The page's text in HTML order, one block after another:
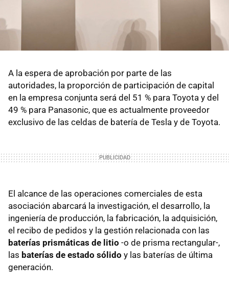
A la espera de aprobación por parte de las
autoridades, la proporción de participación de capital
en la empresa conjunta será del 51 % para Toyota y del
49 % para Panasonic, que es actualmente proveedor
exclusivo de las celdas de batería de Tesla y de Toyota.
El alcance de las operaciones comerciales de esta
asociación abarcará la investigación, el desarrollo, la
ingeniería de producción, la fabricación, la adquisición,
el recibo de pedidos y la gestión relacionada con las
baterías prismáticas de litio -o de prisma rectangular-,
las baterías de estado sólido y las baterías de última
generación.